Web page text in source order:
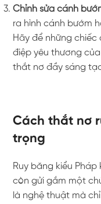
Chỉnh sửa cánh
ra hình cánh bướm
Hãy để những
điệp yêu thương
thắt nơ đầy sáng
Cách thắt nơ
trọng
Ruy băng kiểu
còn gửi gắm một
là nghệ thuật mà